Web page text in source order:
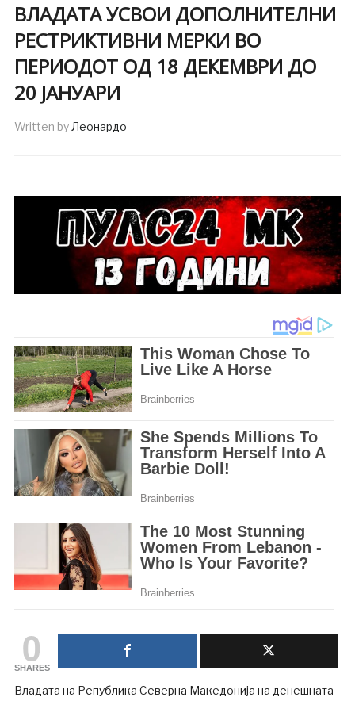
ВЛАДАТА УСВОИ ДОПОЛНИТЕЛНИ
РЕСТРИКТИВНИ МЕРКИ ВО
ПЕРИОДОТ ОД 18 ДЕКЕМВРИ ДО
20 ЈАНУАРИ
Written byЛеонардо
0
SHARES
Владата на Република Северна Македонија на денешната